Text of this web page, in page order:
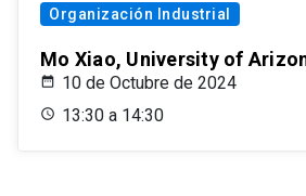
Organización Industrial
Mo Xiao, University of
10 de Octubre de 2024
13:30 a 14:30